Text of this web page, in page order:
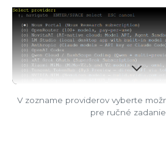
V zozname providerov vyberte
pre ručné